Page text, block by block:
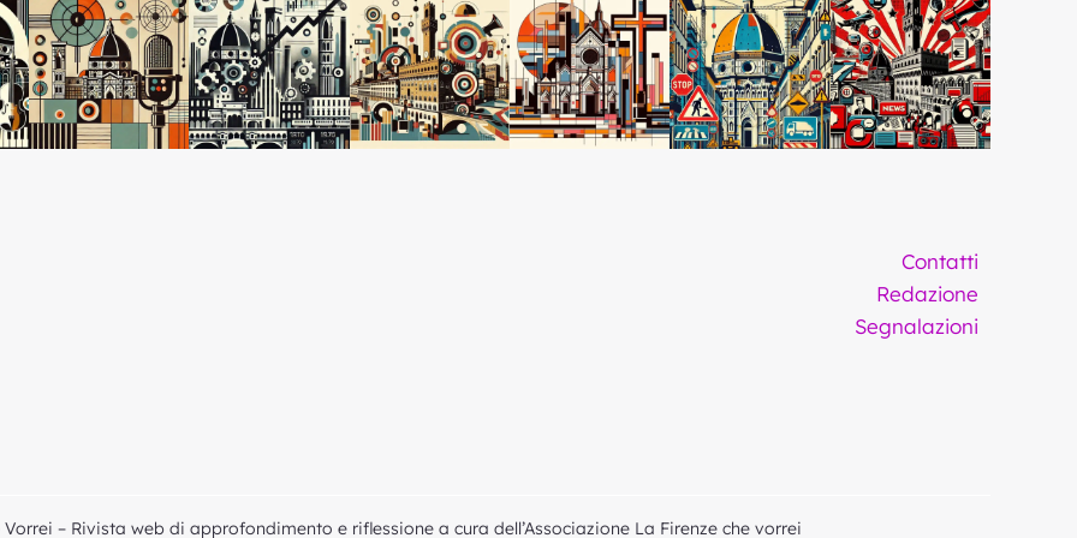
Contatti
Redazione
Segnalazioni
– Rivista web di approfondimento e riflessione a cura dell’Associazione La Firenze che vorrei